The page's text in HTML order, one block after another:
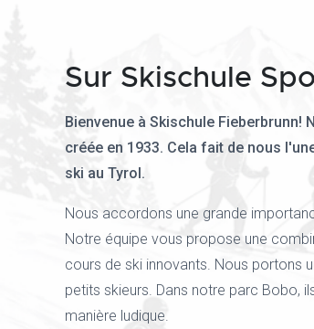
Sur Skischule
Bienvenue à Skischule Fieberbrunn!
créée en 1933. Cela fait de nous
ski au Tyrol.
Nous accordons une grande
Notre équipe vous propose une
cours de ski innovants. Nous portons
petits skieurs. Dans notre parc Bobo,
manière ludique.